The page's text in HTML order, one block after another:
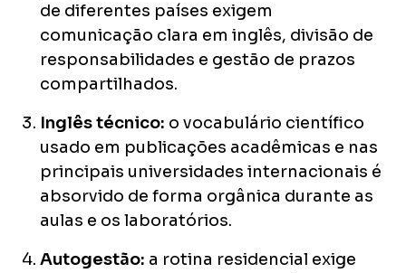
de diferentes países exigem
comunicação clara em inglês, divisão de
responsabilidades e gestão de prazos
compartilhados.
Inglês técnico: o vocabulário científico
usado em publicações acadêmicas e nas
principais universidades internacionais é
absorvido de forma orgânica durante as
aulas e os laboratórios.
Autogestão: a rotina residencial exige